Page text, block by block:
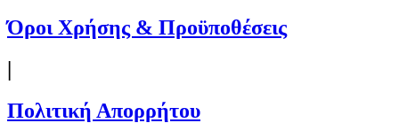
Όροι Χρήσης & Προϋποθέσεις
|
Πολιτική Απορρήτου